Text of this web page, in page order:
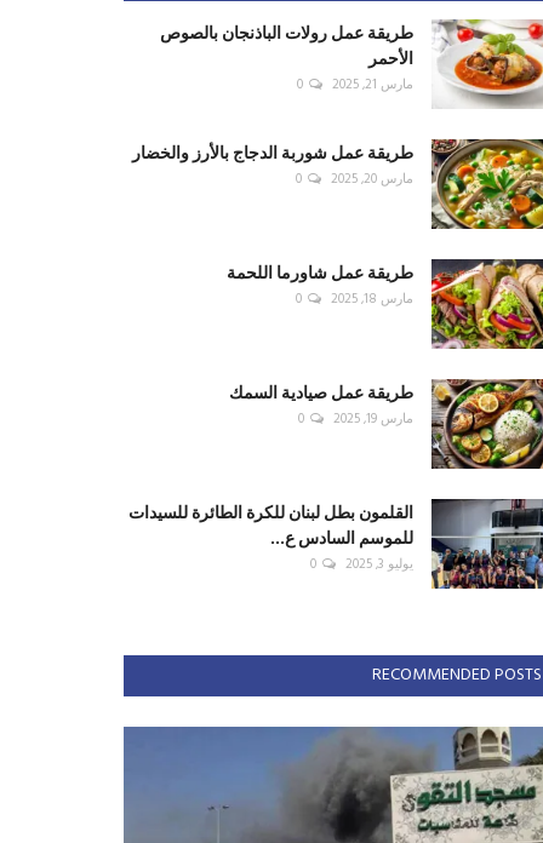
طريقة عمل رولات الباذنجان بالصوص
الأحمر
مارس 21, 2025 0
طريقة عمل شوربة الدجاج بالأرز والخضار
مارس 20, 2025 0
طريقة عمل شاورما اللحمة
مارس 18, 2025 0
طريقة عمل صيادية السمك
مارس 19, 2025 0
القلمون بطل لبنان للكرة الطائرة للسيدات
للموسم السادس ع...
يوليو 3, 2025 0
RECOMMENDED POSTS